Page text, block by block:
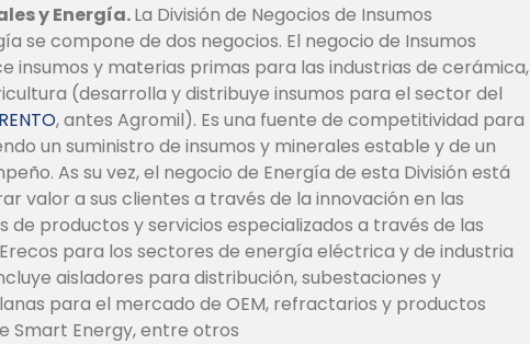
y Energía.La División de Negocios de Insumos
se compone de dos negocios. El negocio de Insumos
insumos y materias primas para las industrias de cerámica,
(desarrolla y distribuye insumos para el sector del
, antes Agromil). Es una fuente de competitividad para
un suministro de insumos y minerales estable y de un
As su vez, el negocio de Energía de esta División está
valor a sus clientes a través de la innovación en las
de productos y servicios especializados a través de las
para los sectores de energía eléctrica y de industria
aisladores para distribución, subestaciones y
para el mercado de OEM, refractarios y productos
Smart Energy, entre otros